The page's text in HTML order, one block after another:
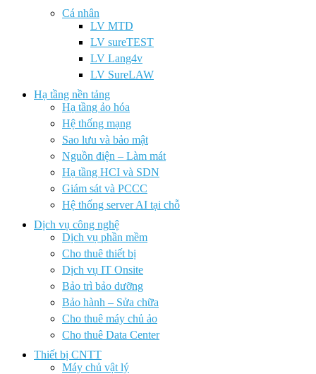
Cá nhân
LV MTD
LV sureTEST
LV Lang4v
LV SureLAW
Hạ tầng nền tảng
Hạ tầng ảo hóa
Hệ thống mạng
Sao lưu và bảo mật
Nguồn điện – Làm mát
Hạ tầng HCI và SDN
Giám sát và PCCC
Hệ thống server AI tại chỗ
Dịch vụ công nghệ
Dịch vụ phần mềm
Cho thuê thiết bị
Dịch vụ IT Onsite
Bảo trì bảo dưỡng
Bảo hành – Sửa chữa
Cho thuê máy chủ ảo
Cho thuê Data Center
Thiết bị CNTT
Máy chủ vật lý